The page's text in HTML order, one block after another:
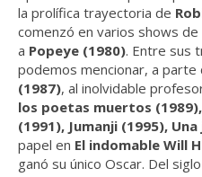
la prolífica trayectoria de
comenzó en varios shows
a Popeye (1980). Entre sus
podemos mencionar, a parte
(1987), al inolvidable
los poetas muertos
(1991), Jumanji (1995),
papel en El indomable Will
ganó su único Oscar. Del